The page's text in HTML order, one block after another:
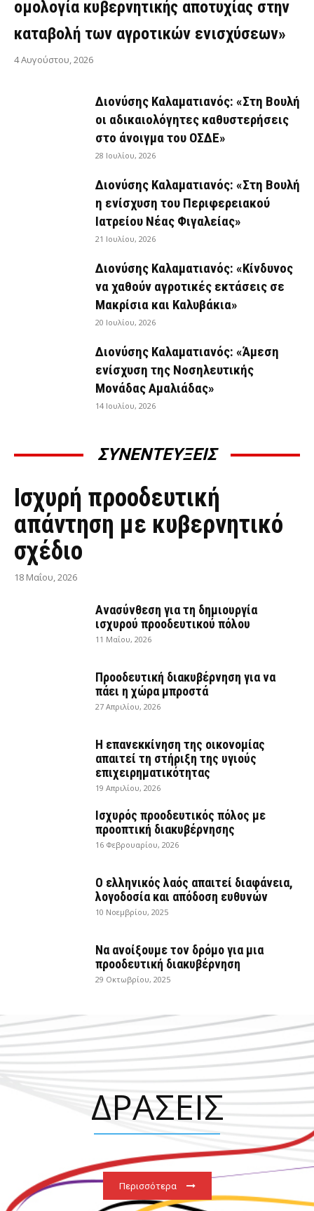
ομολογία κυβερνητικής αποτυχίας στην
καταβολή των αγροτικών ενισχύσεων»
4 Αυγούστου, 2026
Διονύσης Καλαματιανός: «Στη Βουλή
οι αδικαιολόγητες καθυστερήσεις
στο άνοιγμα του ΟΣΔΕ»
28 Ιουλίου, 2026
Διονύσης Καλαματιανός: «Στη Βουλή
η ενίσχυση του Περιφερειακού
Ιατρείου Νέας Φιγαλείας»
21 Ιουλίου, 2026
Διονύσης Καλαματιανός: «Κίνδυνος
να χαθούν αγροτικές εκτάσεις σε
Μακρίσια και Καλυβάκια»
20 Ιουλίου, 2026
Διονύσης Καλαματιανός: «Άμεση
ενίσχυση της Νοσηλευτικής
Μονάδας Αμαλιάδας»
14 Ιουλίου, 2026
ΣΥΝΕΝΤΕΥΞΕΙΣ
ΣΥΝΕΝΤΕΎΞΕΙΣ
Ισχυρή προοδευτική
απάντηση με κυβερνητικό
σχέδιο
18 Μαΐου, 2026
Ανασύνθεση για τη δημιουργία
ισχυρού προοδευτικού πόλου
11 Μαΐου, 2026
Προοδευτική διακυβέρνηση για να
πάει η χώρα μπροστά
27 Απριλίου, 2026
Η επανεκκίνηση της οικονομίας
απαιτεί τη στήριξη της υγιούς
επιχειρηματικότητας
19 Απριλίου, 2026
Ισχυρός προοδευτικός πόλος με
προοπτική διακυβέρνησης
16 Φεβρουαρίου, 2026
Ο ελληνικός λαός απαιτεί διαφάνεια,
λογοδοσία και απόδοση ευθυνών
10 Νοεμβρίου, 2025
Να ανοίξουμε τον δρόμο για μια
προοδευτική διακυβέρνηση
29 Οκτωβρίου, 2025
ΔΡΑΣΕΙΣ
Περισσότερα